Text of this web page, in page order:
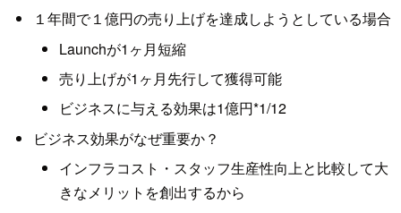
１年間で１億円の売り上げを達成しようとしている場合
Launchが1ヶ月短縮
売り上げが1ヶ月先行して獲得可能
ビジネスに与える効果は1億円*1/12
ビジネス効果がなぜ重要か？
インフラコスト・スタッフ生産性向上と比較して大
きなメリットを創出するから